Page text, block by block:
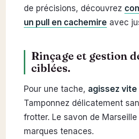
de précisions, découvrez
un pull en cachemire avec
Rinçage et gestion
ciblées.
Pour une tache, agissez vite
Tamponnez délicatement
frotter. Le savon de
marques tenaces.